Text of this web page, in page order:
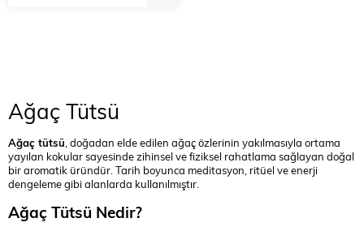
Ağaç Tütsü
Ağaç tütsü , doğadan elde edilen ağaç özlerinin yakılmasıyla ortama
yayılan kokular sayesinde zihinsel ve fiziksel rahatlama sağlayan doğal
bir aromatik üründür. Tarih boyunca meditasyon, ritüel ve enerji
dengeleme gibi alanlarda kullanılmıştır.
Ağaç Tütsü Nedir?